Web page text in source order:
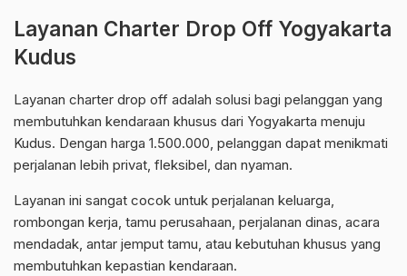
Layanan Charter Drop Off Yogyakarta
Kudus
Layanan charter drop off adalah solusi bagi pelanggan yang
membutuhkan kendaraan khusus dari Yogyakarta menuju
Kudus. Dengan harga 1.500.000, pelanggan dapat menikmati
perjalanan lebih privat, fleksibel, dan nyaman.
Layanan ini sangat cocok untuk perjalanan keluarga,
rombongan kerja, tamu perusahaan, perjalanan dinas, acara
mendadak, antar jemput tamu, atau kebutuhan khusus yang
membutuhkan kepastian kendaraan.